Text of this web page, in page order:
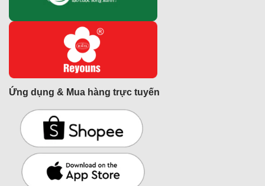
Ứng dụng & Mua hàng trực tuyến